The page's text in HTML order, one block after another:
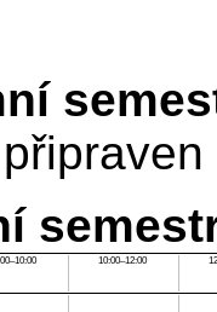
10:00–12:00